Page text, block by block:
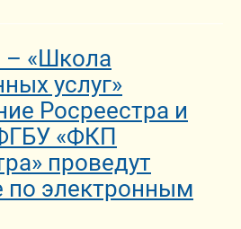
– «Школа
услуг»
Росреестра и
«ФКП
проведут
по электронным